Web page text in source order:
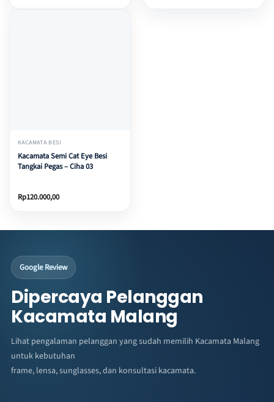
KACAMATA BESI
Kacamata Semi Cat Eye Besi
Tangkai Pegas – Ciha 03
Rp120.000,00
Google Review
Dipercaya Pelanggan
Kacamata Malang
Lihat pengalaman pelanggan yang sudah memilih Kacamata Malang
untuk kebutuhan
frame, lensa, sunglasses, dan konsultasi kacamata.